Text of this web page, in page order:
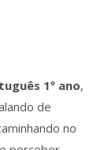
1º ano,
de
no